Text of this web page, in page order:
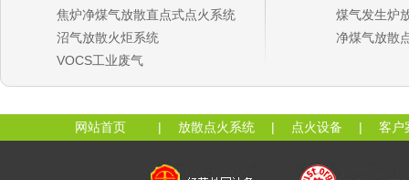
焦炉净煤气放散直点式点火系统
沼气放散火炬系统
VOCS工业废气
煤气发生炉
净煤气放散
网站首页 | 放散点火系统 | 点火设备 | 客户